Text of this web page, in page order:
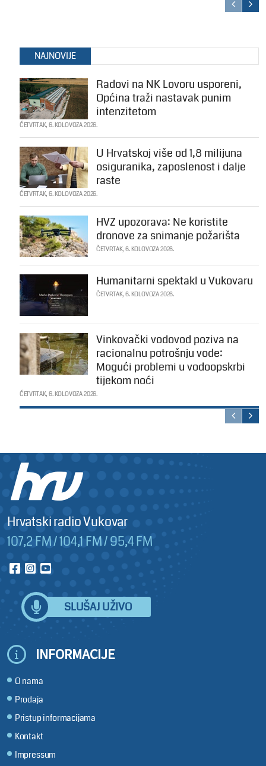
NAJNOVIJE
Radovi na NK Lovoru usporeni,
Općina traži nastavak punim
intenzitetom
ČETVRTAK, 6. KOLOVOZA 2026.
U Hrvatskoj više od 1,8 milijuna
osiguranika, zaposlenost i dalje
raste
ČETVRTAK, 6. KOLOVOZA 2026.
HVZ upozorava: Ne koristite
dronove za snimanje požarišta
ČETVRTAK, 6. KOLOVOZA 2026.
Humanitarni spektakl u Vukovaru
ČETVRTAK, 6. KOLOVOZA 2026.
Vinkovački vodovod poziva na
racionalnu potrošnju vode:
Mogući problemi u vodoopskrbi
tijekom noći
ČETVRTAK, 6. KOLOVOZA 2026.
Hrvatski radio Vukovar
107,2 FM / 104,1 FM / 95,4 FM
SLUŠAJ UŽIVO
INFORMACIJE
O nama
Prodaja
Pristup informacijama
Kontakt
Impressum